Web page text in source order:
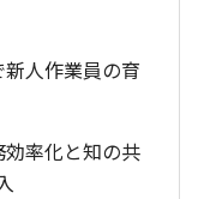
人作業員の育
率化と知の共